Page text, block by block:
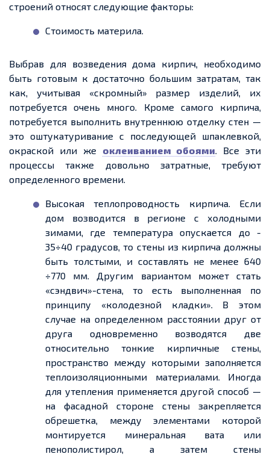
строений относят следующие факторы:
Стоимость материла.
Выбрав для возведения дома кирпич, необходимо
быть готовым к достаточно большим затратам, так
как, учитывая «скромный» размер изделий, их
потребуется очень много. Кроме самого кирпича,
потребуется выполнить внутреннюю отделку стен —
это оштукатуривание с последующей шпаклевкой,
окраской или же оклеиванием обоями. Все эти
процессы также довольно затратные, требуют
определенного времени.
Высокая теплопроводность кирпича. Если
дом возводится в регионе с холодными
зимами, где температура опускается до -
35÷40 градусов, то стены из кирпича должны
быть толстыми, и составлять не менее 640
÷770 мм. Другим вариантом может стать
«сэндвич»-стена, то есть выполненная по
принципу «колодезной кладки». В этом
случае на определенном расстоянии друг от
друга одновременно возводятся две
относительно тонкие кирпичные стены,
пространство между которыми заполняется
теплоизоляционными материалами. Иногда
для утепления применяется другой способ —
на фасадной стороне стены закрепляется
обрешетка, между элементами которой
монтируется минеральная вата или
пенополистирол, а затем стены